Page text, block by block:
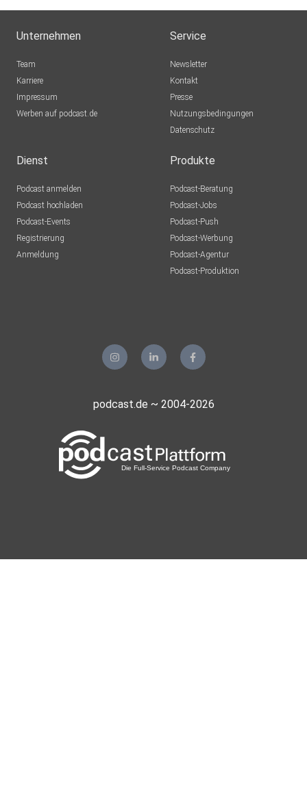
Unternehmen
Team
Karriere
Impressum
Werben auf podcast.de
Service
Newsletter
Kontakt
Presse
Nutzungsbedingungen
Datenschutz
Dienst
Podcast anmelden
Podcast hochladen
Podcast-Events
Registrierung
Anmeldung
Produkte
Podcast-Beratung
Podcast-Jobs
Podcast-Push
Podcast-Werbung
Podcast-Agentur
Podcast-Produktion
podcast.de ~ 2004-2026